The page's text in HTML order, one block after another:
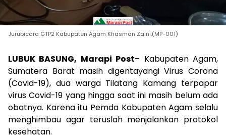
Jurubicara GTP2 Kabupaten Agam Khasman Zaini.(MP-001)
LUBUK BASUNG, Marapi Post– Kabupaten Agam,
Sumatera Barat masih digentayangi Virus Corona
(Covid-19), dua warga Tilatang Kamang terpapar
virus Covid-19 yang hingga saat ini masih belum ada
obatnya. Karena itu Pemda Kabupaten Agam selalu
menghimbau agar teruslah menjalankan protokol
kesehatan.